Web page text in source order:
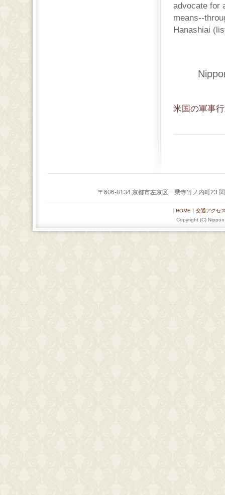
advocate for
means--
Hanashiai
米国の軍事
〒606-8134 京都市左京区一乗寺竹ノ内町
｜ HOME ｜ 交通アクセ
Copyright (C)